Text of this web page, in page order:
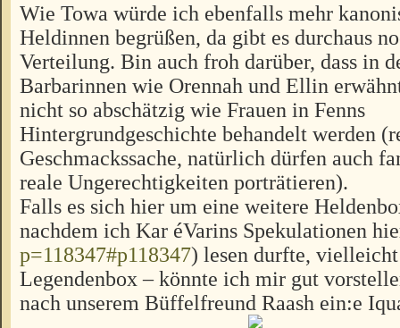
Wie Towa würde ich ebenfalls mehr
Heldinnen begrüßen, da gibt es durchaus
Verteilung. Bin auch froh darüber, dass in
Barbarinnen wie Orennah und Ellin
nicht so abschätzig wie Frauen in Fenns
Hintergrundgeschichte behandelt werden
Geschmackssache, natürlich dürfen auch
reale Ungerechtigkeiten porträtieren).
Falls es sich hier um eine weitere
nachdem ich Kar éVarins Spekulationen
p=118347#p118347) lesen durfte,
Legendenbox – könnte ich mir gut
nach unserem Büffelfreund Raash ein:e